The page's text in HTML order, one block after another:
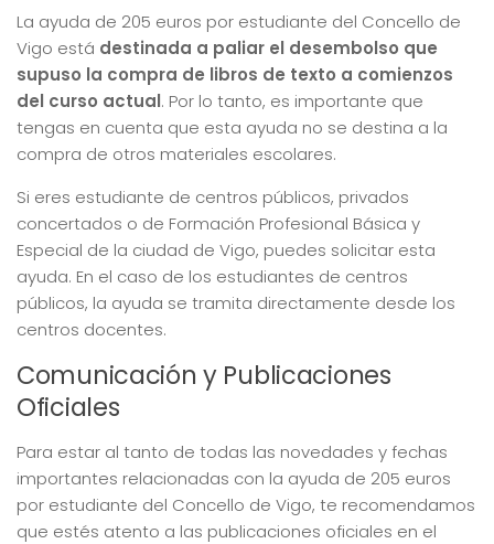
La ayuda de 205 euros por estudiante del Concello de
Vigo está destinada a paliar el desembolso que
supuso la compra de libros de texto a comienzos
del curso actual. Por lo tanto, es importante que
tengas en cuenta que esta ayuda no se destina a la
compra de otros materiales escolares.
Si eres estudiante de centros públicos, privados
concertados o de Formación Profesional Básica y
Especial de la ciudad de Vigo, puedes solicitar esta
ayuda. En el caso de los estudiantes de centros
públicos, la ayuda se tramita directamente desde los
centros docentes.
Comunicación y Publicaciones
Oficiales
Para estar al tanto de todas las novedades y fechas
importantes relacionadas con la ayuda de 205 euros
por estudiante del Concello de Vigo, te recomendamos
que estés atento a las publicaciones oficiales en el